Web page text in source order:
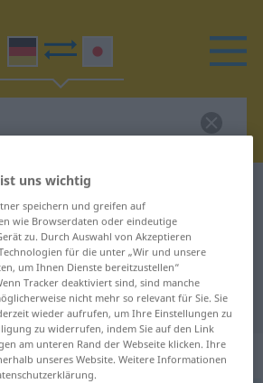
Wörterbuch
Übersetzung
Übersetzung
uns wichtig
speichern und greifen auf
wie Browserdaten oder eindeutige
zu. Durch Auswahl von Akzeptieren
für die unter „Wir und unsere
um Ihnen Dienste bereitzustellen“
Tracker deaktiviert sind, sind manche
nicht mehr so relevant für Sie. Sie
wieder aufrufen, um Ihre Einstellungen zu
zu widerrufen, indem Sie auf den Link
am unteren Rand der Webseite klicken. Ihre
unseres Website. Weitere Informationen